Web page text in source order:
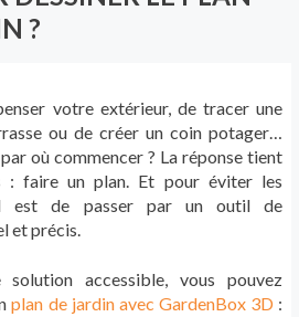
?
votre extérieur, de tracer une
ou de créer un coin potager…
où commencer ? La réponse tient
: faire un plan. Et pour éviter les
est de passer par un outil de
et précis.
accessible, vous pouvez
plan de jardin avec GardenBox 3D: